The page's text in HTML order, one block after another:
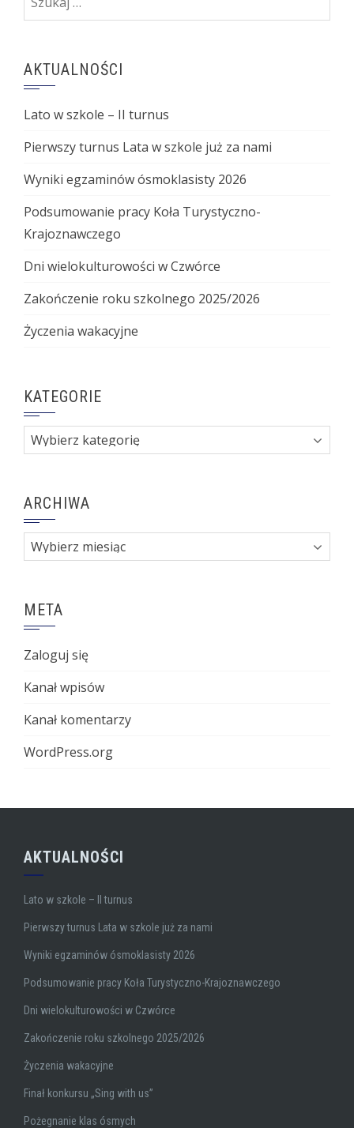
AKTUALNOŚCI
Lato w szkole – II turnus
Pierwszy turnus Lata w szkole już za nami
Wyniki egzaminów ósmoklasisty 2026
Podsumowanie pracy Koła Turystyczno-
Krajoznawczego
Dni wielokulturowości w Czwórce
Zakończenie roku szkolnego 2025/2026
Życzenia wakacyjne
KATEGORIE
Kategorie
ARCHIWA
Archiwa
META
Zaloguj się
Kanał wpisów
Kanał komentarzy
WordPress.org
AKTUALNOŚCI
Lato w szkole – II turnus
Pierwszy turnus Lata w szkole już za nami
Wyniki egzaminów ósmoklasisty 2026
Podsumowanie pracy Koła Turystyczno-Krajoznawczego
Dni wielokulturowości w Czwórce
Zakończenie roku szkolnego 2025/2026
Życzenia wakacyjne
Finał konkursu „Sing with us”
Pożegnanie klas ósmych